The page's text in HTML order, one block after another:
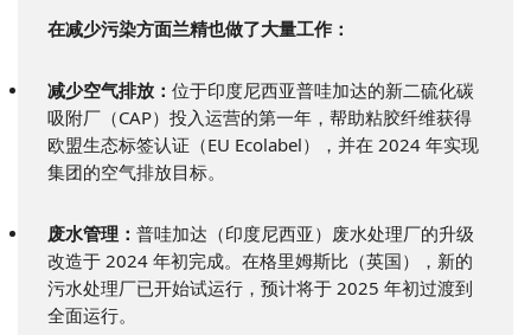
在减少污染方面兰精也做了大量工作：
减少空气排放： 位于印度尼西亚普哇加达的新二硫化碳
吸附厂（CAP）投入运营的第一年，帮助粘胶纤维获得
欧盟生态标签认证（EU Ecolabel），并在 2024 年实现
集团的空气排放目标。
废水管理： 普哇加达（印度尼西亚）废水处理厂的升级
改造于 2024 年初完成。在格里姆斯比（英国），新的
污水处理厂已开始试运行，预计将于 2025 年初过渡到
全面运行。